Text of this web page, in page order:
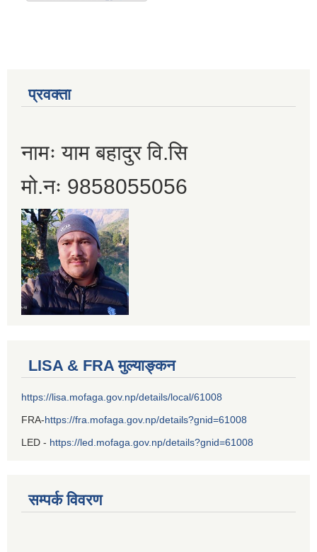
प्रवक्ता
नामः याम बहादुर वि.सि
मो.नः 9858055056
LISA & FRA मुल्याङ्कन
https://lisa.mofaga.gov.np/details/local/61008
FRA-https://fra.mofaga.gov.np/details?gnid=61008
LED - https://led.mofaga.gov.np/details?gnid=61008
सम्पर्क विवरण